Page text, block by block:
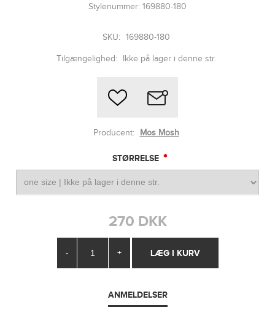
Stylenummer: 169880-180
SKU: 169880-180
Tilgængelighed: Ikke på lager i denne str.
Producent: Mos Mosh
STØRRELSE *
270 DKK
- +
ANMELDELSER